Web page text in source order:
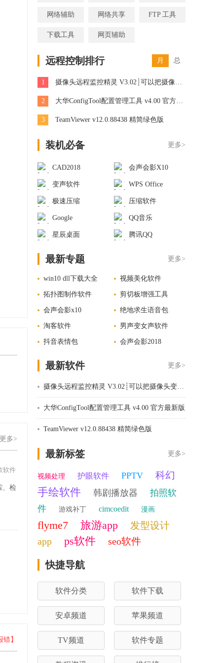
更多>
软件
、检
错】
网络辅助 网络共享 FTP 工具
下载工具 网页辅助
远程控制排行 月 总
1 摄像头远程监控精灵 V3.02┊可以把摄像头变成远程摄像头┊简体中文绿色免费版
2 大华ConfigTool配置管理工具 v4.00 官方最新版
3 TeamViewer v12.0.88438 精简绿色版
装机必备 更多>
CAD2018 会声会影X10
变声软件 WPS Office
极速压缩 压缩软件
Google QQ音乐
星辰桌面 腾讯QQ
最新专题 更多>
win10 dll下载大全 视频美化软件
拓扑图制作软件 剪切板增强工具
会声会影x10 绝地求生语音包
淘客软件 男声变女声软件
抖音表情包 会声会影2018
最新软件 更多>
摄像头远程监控精灵 V3.02┊可以把摄像头变成远程摄像头┊简体中文绿色免费版
大华ConfigTool配置管理工具 v4.00 官方最新版
TeamViewer v12.0.88438 精简绿色版
最新标签 更多>
视频处理 护眼软件 PPTV 科幻
手绘软件 韩剧播放器
拍照软
件
游戏补丁 cimcoedit 漫画
flyme7 旅游app
发型设计
app
ps软件 seo软件
快捷导航
软件分类 软件下载
安卓频道 苹果频道
TV频道 软件专题